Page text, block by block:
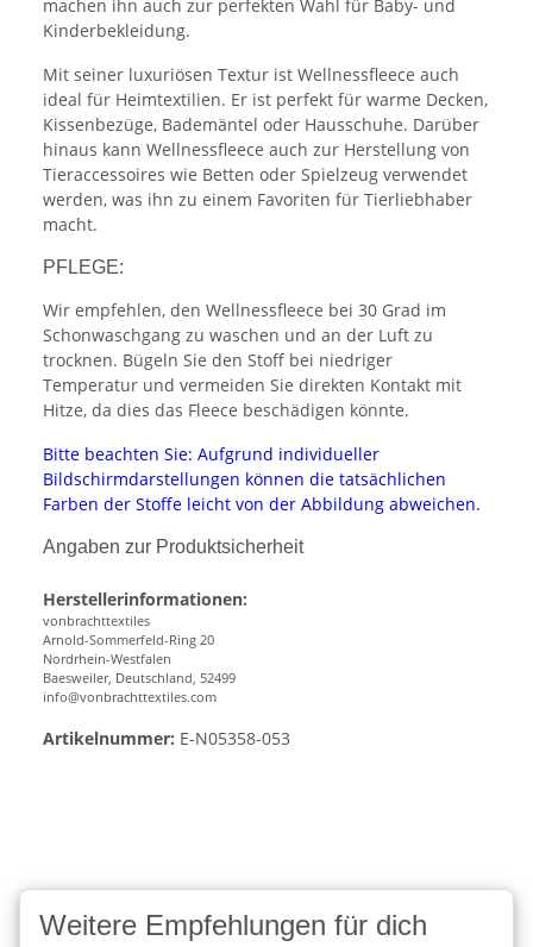
machen ihn auch zur perfekten Wahl für Baby- und
Kinderbekleidung.
Mit seiner luxuriösen Textur ist Wellnessfleece auch
ideal für Heimtextilien. Er ist perfekt für warme Decken,
Kissenbezüge, Bademäntel oder Hausschuhe. Darüber
hinaus kann Wellnessfleece auch zur Herstellung von
Tieraccessoires wie Betten oder Spielzeug verwendet
werden, was ihn zu einem Favoriten für Tierliebhaber
macht.
PFLEGE:
Wir empfehlen, den Wellnessfleece bei 30 Grad im
Schonwaschgang zu waschen und an der Luft zu
trocknen. Bügeln Sie den Stoff bei niedriger
Temperatur und vermeiden Sie direkten Kontakt mit
Hitze, da dies das Fleece beschädigen könnte.
Bitte beachten Sie: Aufgrund individueller
Bildschirmdarstellungen können die tatsächlichen
Farben der Stoffe leicht von der Abbildung abweichen.
Angaben zur Produktsicherheit
Herstellerinformationen:
vonbrachttextiles
Arnold-Sommerfeld-Ring 20
Nordrhein-Westfalen
Baesweiler, Deutschland, 52499
info@vonbrachttextiles.com
Artikelnummer: E-N05358-053
Weitere Empfehlungen für dich